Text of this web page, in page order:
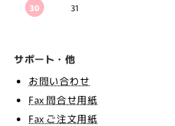
30
31
サポート・他
お問い合わせ
Fax 問合せ用紙
Fax ご注文用紙